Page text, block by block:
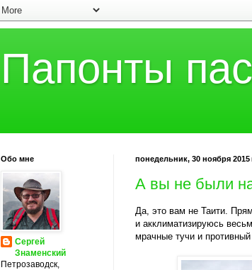
Папонты
понедельник, 30 ноября 2015
А вы не были
Да, это вам не Таити.
и акклиматизируюсь
мрачные тучи и противный
Обо мне
Сергей
Знаменский
Петрозаводск,